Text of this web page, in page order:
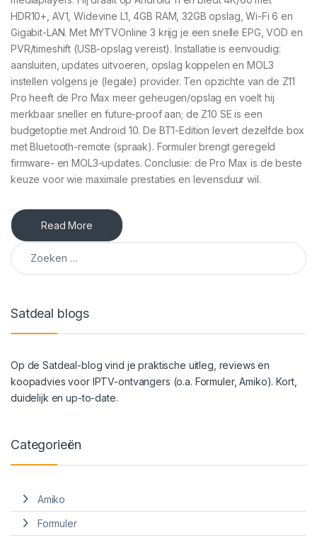
HDR10+, AV1, Widevine L1, 4GB RAM, 32GB opslag, Wi-Fi 6 en
Gigabit-LAN. Met MYTVOnline 3 krijg je een snelle EPG, VOD en
PVR/timeshift (USB-opslag vereist). Installatie is eenvoudig:
aansluiten, updates uitvoeren, opslag koppelen en MOL3
instellen volgens je (legale) provider. Ten opzichte van de Z11
Pro heeft de Pro Max meer geheugen/opslag en voelt hij
merkbaar sneller en future-proof aan; de Z10 SE is een
budgetoptie met Android 10. De BT1-Edition levert dezelfde box
met Bluetooth-remote (spraak). Formuler brengt geregeld
firmware- en MOL3-updates. Conclusie: de Pro Max is de beste
keuze voor wie maximale prestaties en levensduur wil.
Read More
Zoeken naar:
Satdeal blogs
Op de Satdeal-blog vind je praktische uitleg, reviews en
koopadvies voor IPTV-ontvangers (o.a. Formuler, Amiko). Kort,
duidelijk en up-to-date.
Categorieën
Amiko
Formuler